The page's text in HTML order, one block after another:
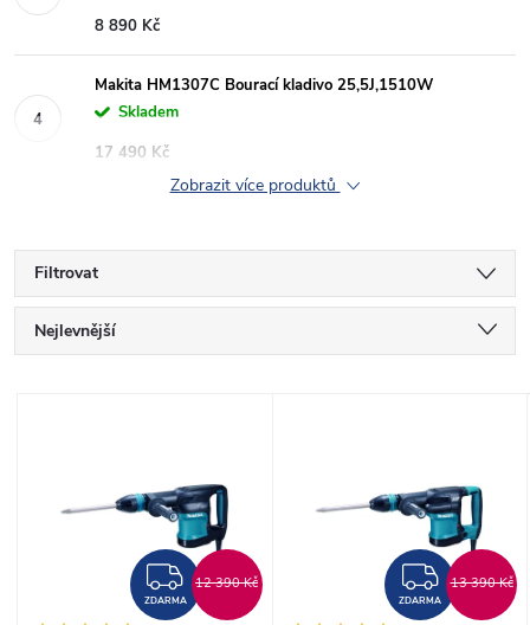
8 890 Kč
Makita HM1307C Bourací kladivo 25,5J,1510W
Skladem
17 490 Kč
Zobrazit více produktů
Filtrovat
Ř
Nejlevnější
ZDARMA
ZDARMA
12 390 Kč
ZDARMA
13 390 Kč